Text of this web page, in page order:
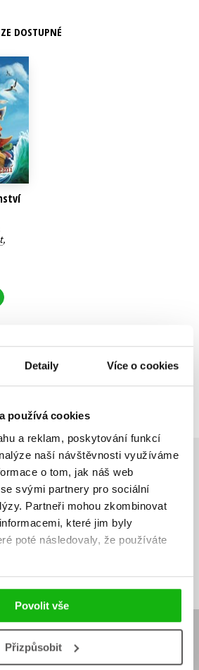
Detaily Více o cookies
používá cookies
a reklam, poskytování funkcí
naší návštěvnosti využíváme
o tom, jak náš web
svými partnery pro sociální
Partneři mohou zkombinovat
které jim byly
poté následovaly, že používáte
Povolit vše
Přizpůsobit
DOSTUPNÉ
,
záznamů
jako první!
vychází, na jaké zboží je výhodná
Přihlášením k odběru našich e-
se zpracováním osobních údajů
Knižní novinky